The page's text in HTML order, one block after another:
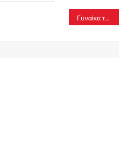
Γυναίκα τραυμάτισε με μαχαίρι τον σύντροφό της στη Θεσσαλονίκη